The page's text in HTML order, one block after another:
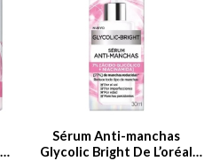
Sérum Anti-manchas
Glycolic Bright De L’oréal